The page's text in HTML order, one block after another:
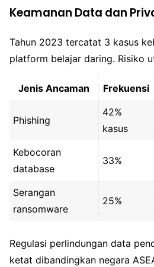
Keamanan Data dan
Tahun 2023 tercatat 3 kasus
platform belajar daring. Risiko
Jenis Ancaman Frekuensi
Phishing
42%
kasus
Kebocoran
database
33%
Serangan
ransomware
25%
Regulasi perlindungan data
ketat dibandingkan negara